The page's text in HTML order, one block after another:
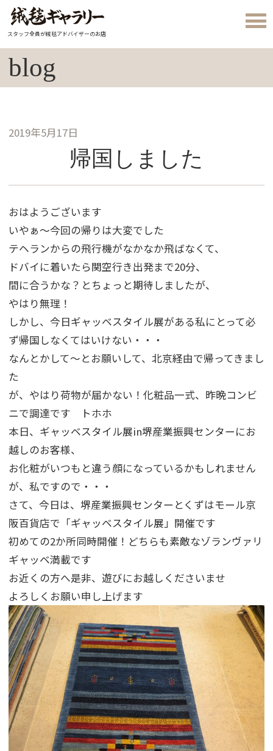
スタッフ全員が絨毯アドバイザーのお店
blog
2019年5月17日
帰国しました
おはようございます
いやぁ～今回の帰りは大変でした
テヘランからの飛行機がなかなか飛ばなくて、
ドバイに着いたら関空行き出発まで20分、
間に合うかな？とちょっと期待しましたが、
やはり無理！
しかし、今日ギャッベスタイル展がある私にとって必
ず帰国しなくてはいけない・・・
なんとかして～とお願いして、北京経由で帰ってきまし
た
が、やはり荷物が届かない！化粧品一式、昨晩コンビ
ニで調達です トホホ
本日、ギャッベスタイル展in堺産業振興センターにお
越しのお客様、
お化粧がいつもと違う顔になっているかもしれません
が、私ですので・・・
さて、今日は、堺産業振興センターとくずはモール京
阪百貨店で「ギャッベスタイル展」開催です
初めての2か所同時開催！どちらも素敵なゾランヴァリ
ギャッベ満載です
お近くの方へ是非、遊びにお越しくださいませ
よろしくお願い申し上げます